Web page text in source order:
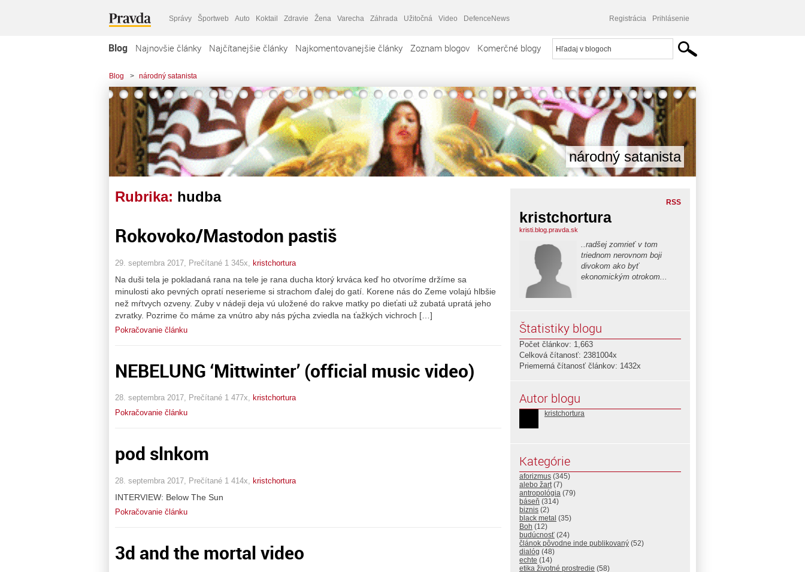
Správy Športweb Auto Koktail Zdravie Žena Varecha Záhrada Užitočná Video DefenceNews Registrácia Prihlásenie
Blog Najnovšie články Najčítanejšie články Najkomentovanejšie články Zoznam blogov Komerčné blogy
Blog > národný satanista
národný satanista
Rubrika: hudba
Rokovoko/Mastodon pastiš
29. septembra 2017, Prečítané 1 345x, kristchortura
Na duši tela je pokladaná rana na tele je rana ducha ktorý krváca keď ho otvoríme držíme sa
minulosti ako pevných opratí neserieme si strachom ďalej do gatí. Korene nás do Zeme volajú hlbšie
než mŕtvych ozveny. Zuby v nádeji deja vú uložené do rakve matky po dieťati už zubatá upratá jeho
zvratky. Pozrime čo máme za vnútro aby nás pýcha zviedla na ťažkých vichroch […]
Pokračovanie článku
NEBELUNG ‘Mittwinter’ (official music video)
28. septembra 2017, Prečítané 1 477x, kristchortura
Pokračovanie článku
pod slnkom
28. septembra 2017, Prečítané 1 414x, kristchortura
INTERVIEW: Below The Sun
Pokračovanie článku
3d and the mortal video
RSS
kristchortura
kristi.blog.pravda.sk
..radšej zomrieť v tom
triednom nerovnom boji
divokom ako byť
ekonomickým otrokom...
Štatistiky blogu
Počet článkov: 1,663
Celková čítanosť: 2381004x
Priemerná čítanosť článkov: 1432x
Autor blogu
kristchortura
Kategórie
aforizmus (345)
alebo žart(7)
antropológia (79)
báseň (314)
biznis (2)
black metal (35)
Boh (12)
budúcnosť (24)
článok pôvodne inde publikovaný (52)
dialóg (48)
echte (14)
etika životné prostredie (58)